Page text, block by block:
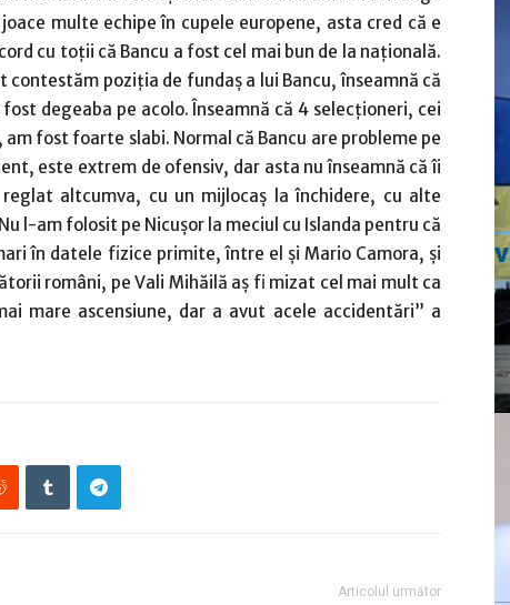
multe echipe în cupele europene, asta cred că e
cu toţii că Bancu a fost cel mai bun de la naţională.
poziţia de fundaş a lui Bancu, înseamnă că
degeaba pe acolo. Înseamnă că 4 selecţioneri, cei
fost foarte slabi. Normal că Bancu are probleme pe
este extrem de ofensiv, dar asta nu înseamnă că îi
altcumva, cu un mijlocaş la închidere, cu alte
l-am folosit pe Nicuşor la meciul cu Islanda pentru că
în datele fizice primite, între el şi Mario Camora, şi
români, pe Vali Mihăilă aş fi mizat cel mai mult ca
mare ascensiune, dar a avut acele accidentări” a
Articolul următor